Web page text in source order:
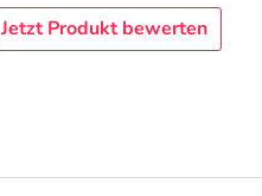
Jetzt Produkt bewerten